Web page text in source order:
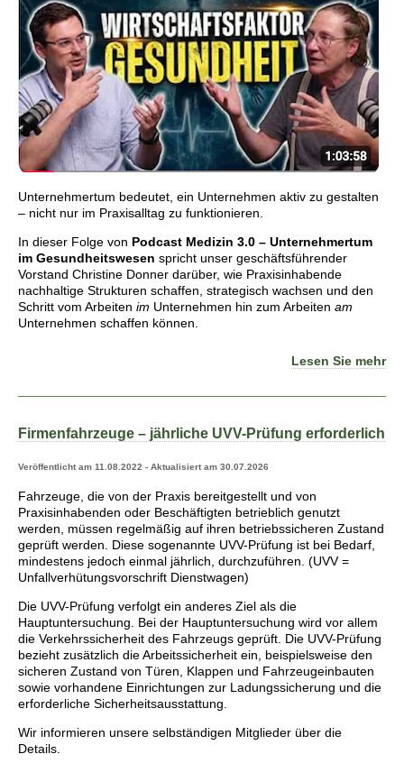
Unternehmertum bedeutet, ein Unternehmen aktiv zu gestalten
– nicht nur im Praxisalltag zu funktionieren.
In dieser Folge von Podcast Medizin 3.0 – Unternehmertum
im Gesundheitswesen spricht unser geschäftsführender
Vorstand Christine Donner darüber, wie Praxisinhabende
nachhaltige Strukturen schaffen, strategisch wachsen und den
Schritt vom Arbeiten im Unternehmen hin zum Arbeiten am
Unternehmen schaffen können.
Lesen Sie mehr
Firmenfahrzeuge – jährliche UVV-Prüfung erforderlich
Veröffentlicht am 11.08.2022 - Aktualisiert am 30.07.2026
Fahrzeuge, die von der Praxis bereitgestellt und von
Praxisinhabenden oder Beschäftigten betrieblich genutzt
werden, müssen regelmäßig auf ihren betriebssicheren Zustand
geprüft werden. Diese sogenannte UVV-Prüfung ist bei Bedarf,
mindestens jedoch einmal jährlich, durchzuführen. (UVV =
Unfallverhütungsvorschrift Dienstwagen)
Die UVV-Prüfung verfolgt ein anderes Ziel als die
Hauptuntersuchung. Bei der Hauptuntersuchung wird vor allem
die Verkehrssicherheit des Fahrzeugs geprüft. Die UVV-Prüfung
bezieht zusätzlich die Arbeitssicherheit ein, beispielsweise den
sicheren Zustand von Türen, Klappen und Fahrzeugeinbauten
sowie vorhandene Einrichtungen zur Ladungssicherung und die
erforderliche Sicherheitsausstattung.
Wir informieren unsere selbständigen Mitglieder über die
Details.